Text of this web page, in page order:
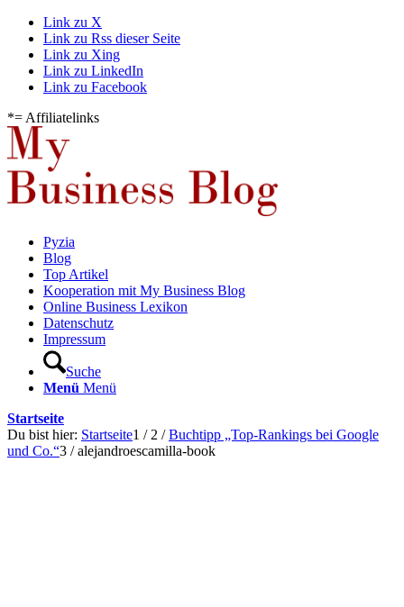
Link zu X
Link zu Rss dieser Seite
Link zu Xing
Link zu LinkedIn
Link zu Facebook
*= Affiliatelinks
Pyzia
Blog
Top Artikel
Kooperation mit My Business Blog
Online Business Lexikon
Datenschutz
Impressum
Suche
Menü Menü
Startseite
Du bist hier: Startseite1 / 2 / Buchtipp „Top-Rankings bei Google
und Co.“3 / alejandroescamilla-book